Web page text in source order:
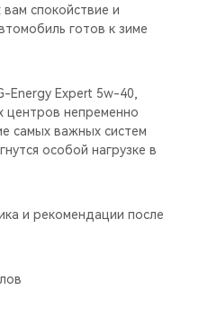
спокойствие и
готов к зиме
Energy Expert 5w-40,
центров непременно
самых важных систем
особой нагрузке в
и рекомендации после